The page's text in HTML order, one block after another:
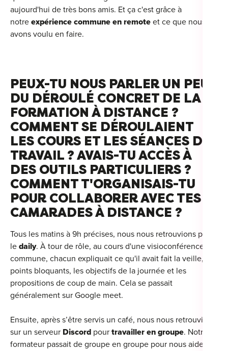
aujourd'hui de très bons amis. Et ça c'est grâce à
notre expérience commune en remote et ce que nous
avons voulu en faire.
PEUX-TU NOUS PARLER UN PEU
DU DÉROULÉ CONCRET DE LA
FORMATION À DISTANCE ?
COMMENT SE DÉROULAIENT
LES COURS ET LES SÉANCES DE
TRAVAIL ? AVAIS-TU ACCÈS À
DES OUTILS PARTICULIERS ?
COMMENT T'ORGANISAIS-TU
POUR COLLABORER AVEC TES
CAMARADES À DISTANCE ?
Tous les matins à 9h précises, nous nous retrouvions pour
le daily. À tour de rôle, au cours d'une visioconférence
commune, chacun expliquait ce qu'il avait fait la veille, les
points bloquants, les objectifs de la journée et les
propositions de coup de main. Cela se passait
généralement sur Google meet.
Ensuite, après s’être servis un café, nous nous retrouvions
sur un serveur Discord pour travailler en groupe. Notre
formateur passait de groupe en groupe pour nous aider